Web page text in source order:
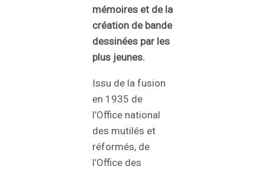
mémoires et de la
création de bande
dessinées par les
plus jeunes.
Issu de la fusion
en 1935 de
l’Office national
des mutilés et
réformés, de
l’Office des